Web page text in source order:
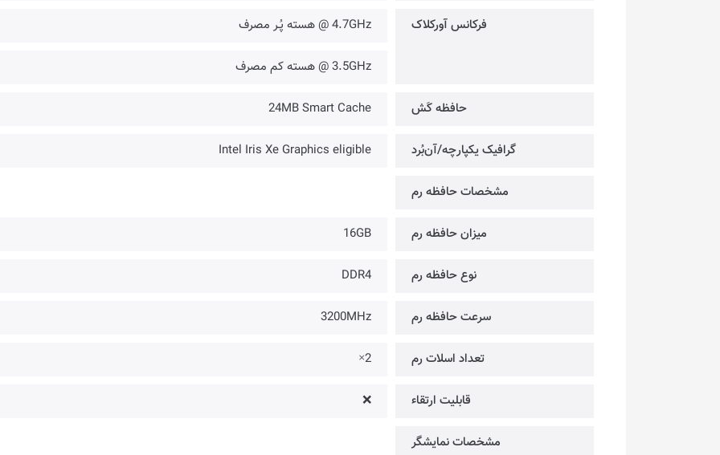
فرکانس آورکلاک 4.7GHz @ هسته پُـر مصرف
3.5GHz @ هسته کم مصرف
حافظه کَش 24MB Smart Cache
گرافیک یکپارچه/آن‌بُرد Intel Iris Xe Graphics eligible
مشخصات حافظه رم
میزان حافظه رم 16GB
نوع حافظه رم DDR4
سرعت حافظه رم 3200MHz
تعداد اسلات رم 2×
قابلیت ارتقاء ❌
مشخصات نمایشگر